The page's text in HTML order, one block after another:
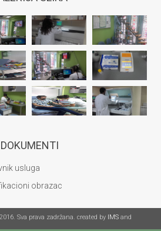
DOKUMENTI
usluga
obrazac
Sva prava zadržana. created by IMS and